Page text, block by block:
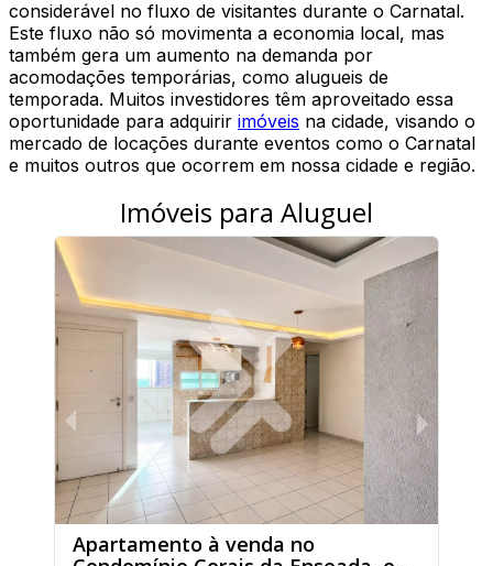
considerável no fluxo de visitantes durante o Carnatal.
Este fluxo não só movimenta a economia local, mas
também gera um aumento na demanda por
acomodações temporárias, como alugueis de
temporada. Muitos investidores têm aproveitado essa
oportunidade para adquirir imóveis na cidade, visando o
mercado de locações durante eventos como o Carnatal
e muitos outros que ocorrem em nossa cidade e região.